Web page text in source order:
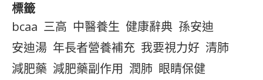
標籤
bcaa 三高 中醫養生 健康辭典 孫安迪
安迪湯 年長者營養補充 我要視力好 清肺
減肥藥 減肥藥副作用 潤肺 眼睛保健